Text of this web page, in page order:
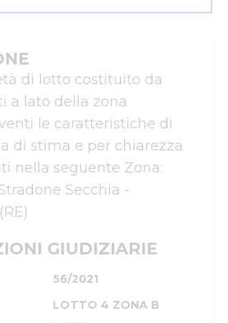
di lotto costituito da
a lato della zona
le caratteristiche di
di stima e per chiarezza
nella seguente Zona:
Secchia -
GIUDIZIARIE
56/2021
LOTTO 4 ZONA B